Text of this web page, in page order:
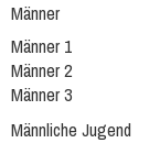
Männer
Männer 1
Männer 2
Männer 3
Männliche Jugend